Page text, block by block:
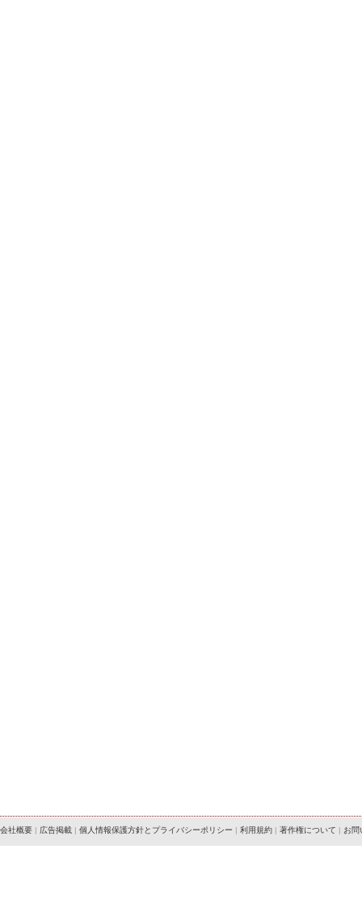
会社概要 | 広告掲載 | 個人情報保護方針とプライバシーポリシー | 利用規約 | 著作権について | お問